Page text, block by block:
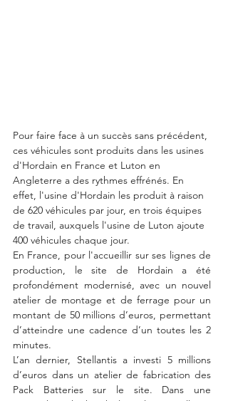
Pour faire face à un succès sans précédent,
ces véhicules sont produits dans les usines
d'Hordain en France et Luton en
Angleterre a des rythmes effrénés. En
effet, l'usine d'Hordain les produit à raison
de 620 véhicules par jour, en trois équipes
de travail, auxquels l'usine de Luton ajoute
400 véhicules chaque jour.
En France, pour l'accueillir sur ses lignes de
production, le site de Hordain a été
profondément modernisé, avec un nouvel
atelier de montage et de ferrage pour un
montant de 50 millions d’euros, permettant
d’atteindre une cadence d’un toutes les 2
minutes.
L’an dernier, Stellantis a investi 5 millions
d’euros dans un atelier de fabrication des
Pack Batteries sur le site. Dans une